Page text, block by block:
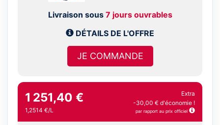
Livraison sous 7 jours ouvrables
DÉTAILS DE L'OFFRE
JE COMMANDE
1 251,40 €
1,2514 €/L
Extra
-30,00 € d'économie !
par rapport au prix officiel